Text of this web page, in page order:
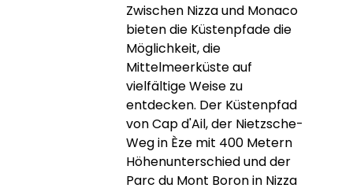
Zwischen Nizza und Monaco
bieten die Küstenpfade die
Möglichkeit, die
Mittelmeerküste auf
vielfältige Weise zu
entdecken. Der Küstenpfad
von Cap d'Ail, der Nietzsche-
Weg in Èze mit 400 Metern
Höhenunterschied und der
Parc du Mont Boron in Nizza